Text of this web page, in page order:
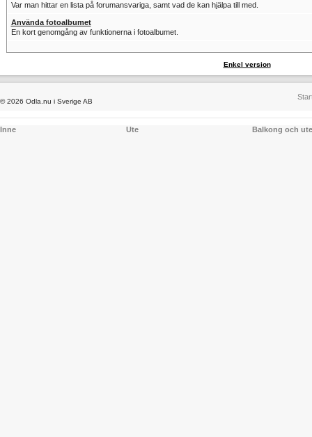
Var man hittar en lista på forumansvariga, samt vad de kan hjälpa till med.
Använda fotoalbumet
En kort genomgång av funktionerna i fotoalbumet.
Enkel version
© 2026 Odla.nu i Sverige AB
Inne Ute Balkong och